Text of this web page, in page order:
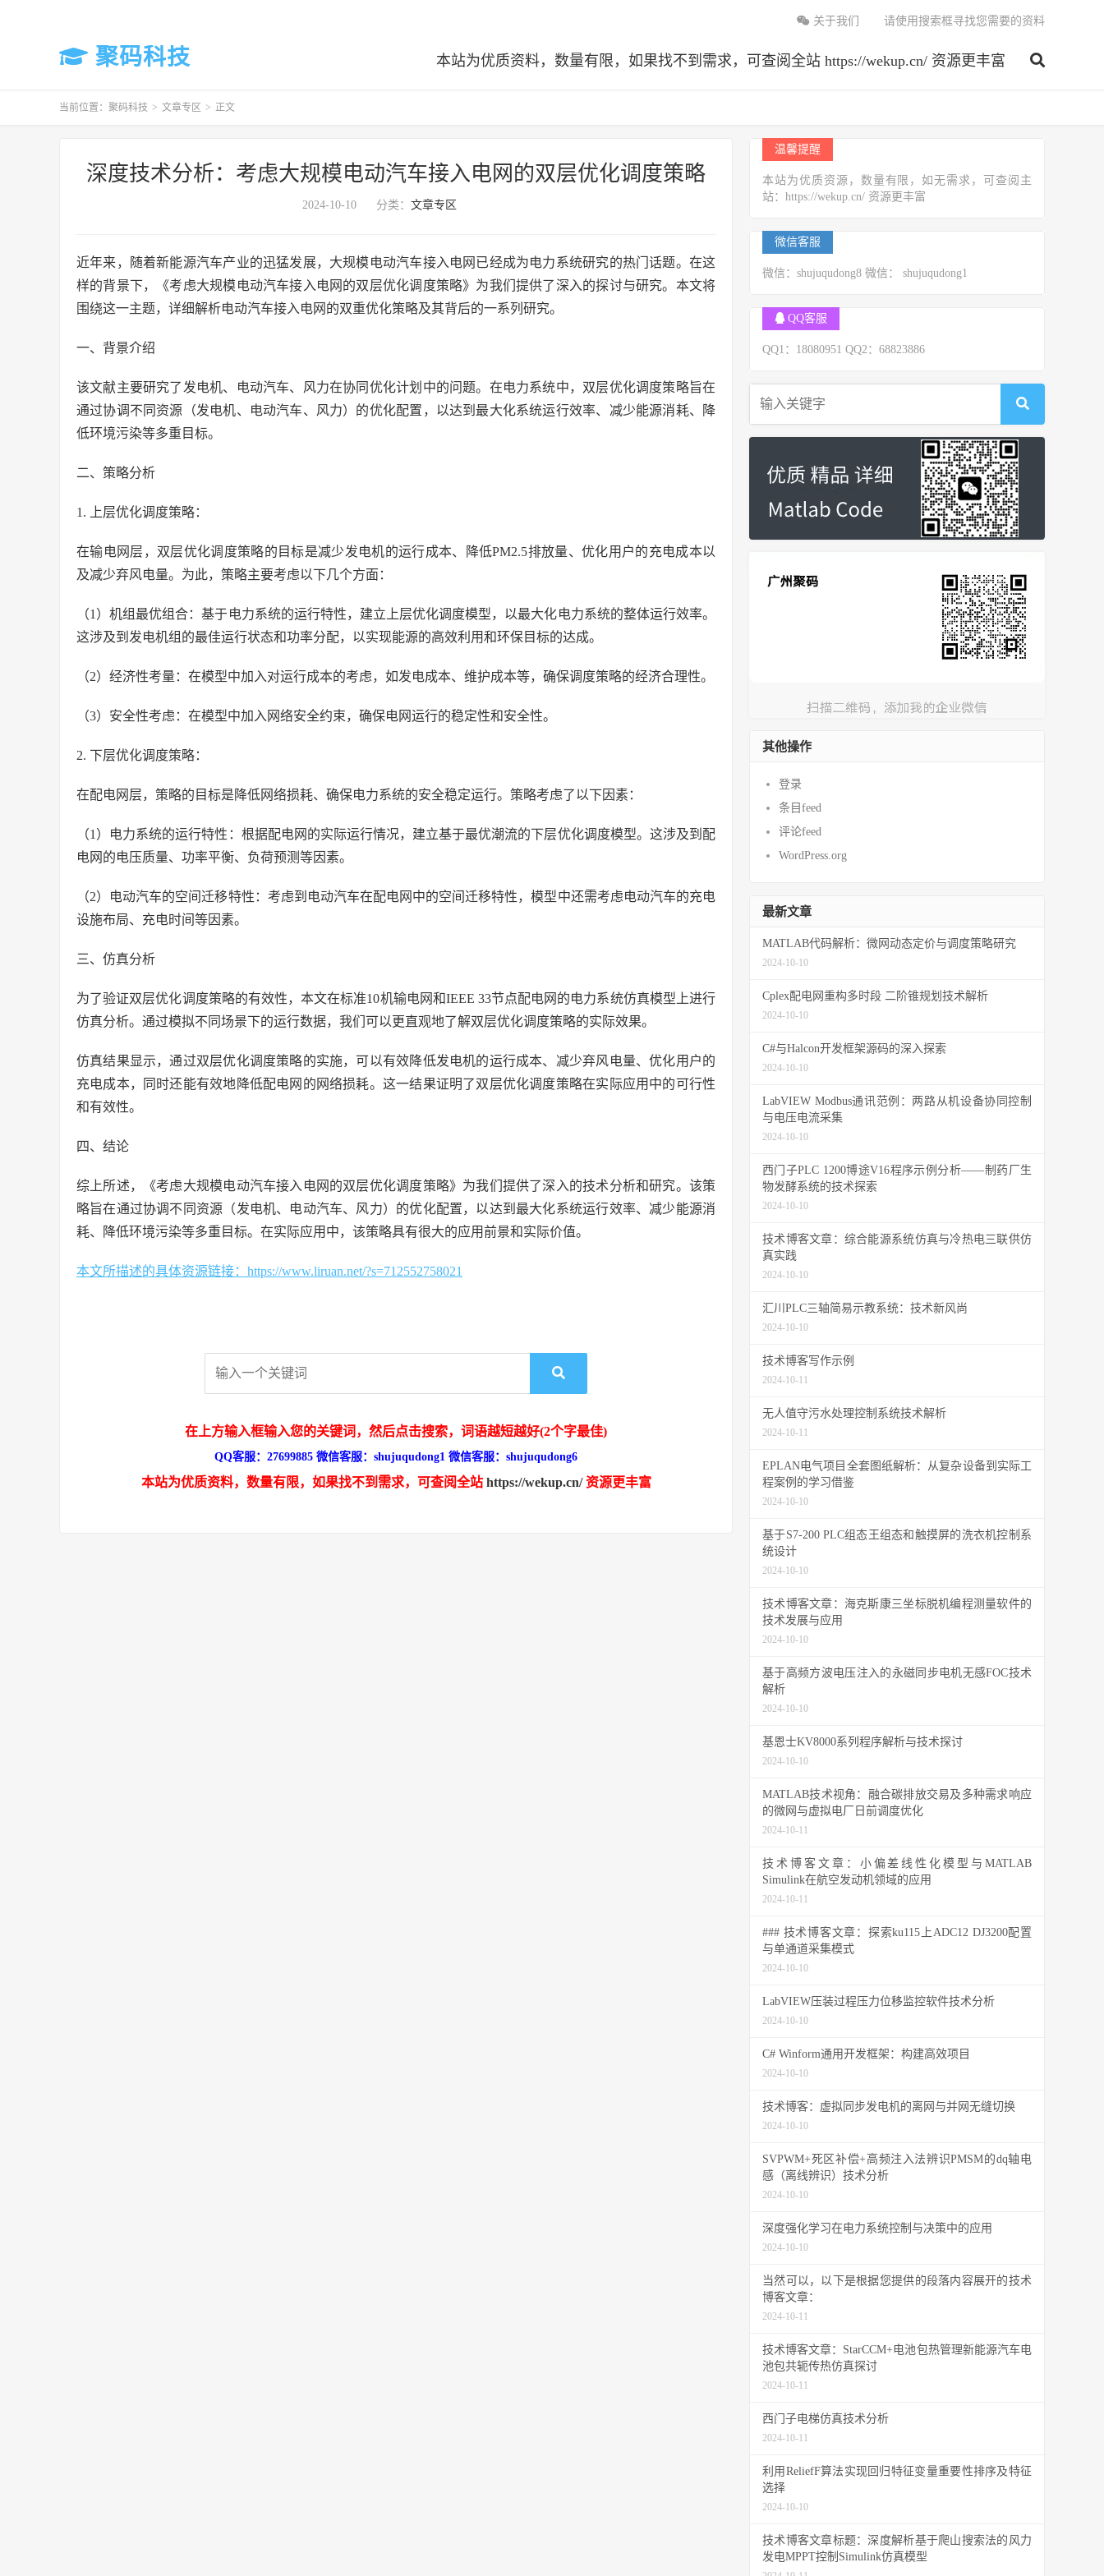
聚码科技 本站为优质资料，数量有限，如果找不到需求，可查阅全站 https://wekup.cn/ 资源更丰富
关于我们 请使用搜索框寻找您需要的资料
当前位置： 聚码科技 > 文章专区 > 正文
深度技术分析：考虑大规模电动汽车接入电网的双层优化调度策略
2024-10-10 分类： 文章专区
近年来，随着新能源汽车产业的迅猛发展，大规模电动汽车接入电网已经成为电力系统研究的热门话题。在这
样的背景下，《考虑大规模电动汽车接入电网的双层优化调度策略》为我们提供了深入的探讨与研究。本文将
围绕这一主题，详细解析电动汽车接入电网的双重优化策略及其背后的一系列研究。
一、背景介绍
该文献主要研究了发电机、电动汽车、风力在协同优化计划中的问题。在电力系统中，双层优化调度策略旨在
通过协调不同资源（发电机、电动汽车、风力）的优化配置，以达到最大化系统运行效率、减少能源消耗、降
低环境污染等多重目标。
二、策略分析
1. 上层优化调度策略：
在输电网层，双层优化调度策略的目标是减少发电机的运行成本、降低PM2.5排放量、优化用户的充电成本以
及减少弃风电量。为此，策略主要考虑以下几个方面：
（1）机组最优组合：基于电力系统的运行特性，建立上层优化调度模型，以最大化电力系统的整体运行效率。
这涉及到发电机组的最佳运行状态和功率分配，以实现能源的高效利用和环保目标的达成。
（2）经济性考量：在模型中加入对运行成本的考虑，如发电成本、维护成本等，确保调度策略的经济合理性。
（3）安全性考虑：在模型中加入网络安全约束，确保电网运行的稳定性和安全性。
2. 下层优化调度策略：
在配电网层，策略的目标是降低网络损耗、确保电力系统的安全稳定运行。策略考虑了以下因素：
（1）电力系统的运行特性：根据配电网的实际运行情况，建立基于最优潮流的下层优化调度模型。这涉及到配
电网的电压质量、功率平衡、负荷预测等因素。
（2）电动汽车的空间迁移特性：考虑到电动汽车在配电网中的空间迁移特性，模型中还需考虑电动汽车的充电
设施布局、充电时间等因素。
三、仿真分析
为了验证双层优化调度策略的有效性，本文在标准10机输电网和IEEE 33节点配电网的电力系统仿真模型上进行
仿真分析。通过模拟不同场景下的运行数据，我们可以更直观地了解双层优化调度策略的实际效果。
仿真结果显示，通过双层优化调度策略的实施，可以有效降低发电机的运行成本、减少弃风电量、优化用户的
充电成本，同时还能有效地降低配电网的网络损耗。这一结果证明了双层优化调度策略在实际应用中的可行性
和有效性。
四、结论
综上所述，《考虑大规模电动汽车接入电网的双层优化调度策略》为我们提供了深入的技术分析和研究。该策
略旨在通过协调不同资源（发电机、电动汽车、风力）的优化配置，以达到最大化系统运行效率、减少能源消
耗、降低环境污染等多重目标。在实际应用中，该策略具有很大的应用前景和实际价值。
本文所描述的具体资源链接：https://www.liruan.net/?s=712552758021
在上方输入框输入您的关键词，然后点击搜索，词语越短越好(2个字最佳)
QQ客服：27699885 微信客服：shujuqudong1 微信客服：shujuqudong6
本站为优质资料，数量有限，如果找不到需求，可查阅全站 https://wekup.cn/资源更丰富
温馨提醒
本站为优质资源，数量有限，如无需求，可查阅主
站：https://wekup.cn/ 资源更丰富
微信客服
微信：shujuqudong8 微信： shujuqudong1
QQ客服
QQ1：18080951 QQ2：68823886
其他操作
登录
条目feed
评论feed
WordPress.org
最新文章
MATLAB代码解析：微网动态定价与调度策略研究
2024-10-10
Cplex配电网重构多时段 二阶锥规划技术解析
2024-10-10
C#与Halcon开发框架源码的深入探索
2024-10-10
LabVIEW Modbus通讯范例：两路从机设备协同控制
与电压电流采集
2024-10-10
西门子PLC 1200博途V16程序示例分析——制药厂生
物发酵系统的技术探索
2024-10-10
技术博客文章：综合能源系统仿真与冷热电三联供仿
真实践
2024-10-10
汇川PLC三轴简易示教系统：技术新风尚
2024-10-10
技术博客写作示例
2024-10-11
无人值守污水处理控制系统技术解析
2024-10-11
EPLAN电气项目全套图纸解析：从复杂设备到实际工
程案例的学习借鉴
2024-10-10
基于S7-200 PLC组态王组态和触摸屏的洗衣机控制系
统设计
2024-10-10
技术博客文章：海克斯康三坐标脱机编程测量软件的
技术发展与应用
2024-10-10
基于高频方波电压注入的永磁同步电机无感FOC技术
解析
2024-10-10
基恩士KV8000系列程序解析与技术探讨
2024-10-10
MATLAB技术视角：融合碳排放交易及多种需求响应
的微网与虚拟电厂日前调度优化
2024-10-11
技术博客文章：小偏差线性化模型与MATLAB
Simulink在航空发动机领域的应用
2024-10-11
### 技术博客文章：探索ku115上ADC12 DJ3200配置
与单通道采集模式
2024-10-10
LabVIEW压装过程压力位移监控软件技术分析
2024-10-10
C# Winform通用开发框架：构建高效项目
2024-10-10
技术博客：虚拟同步发电机的离网与并网无缝切换
2024-10-10
SVPWM+死区补偿+高频注入法辨识PMSM的dq轴电
感（离线辨识）技术分析
2024-10-10
深度强化学习在电力系统控制与决策中的应用
2024-10-10
当然可以，以下是根据您提供的段落内容展开的技术
博客文章：
2024-10-11
技术博客文章：StarCCM+电池包热管理新能源汽车电
池包共轭传热仿真探讨
2024-10-11
西门子电梯仿真技术分析
2024-10-11
利用ReliefF算法实现回归特征变量重要性排序及特征
选择
2024-10-10
技术博客文章标题：深度解析基于爬山搜索法的风力
发电MPPT控制Simulink仿真模型